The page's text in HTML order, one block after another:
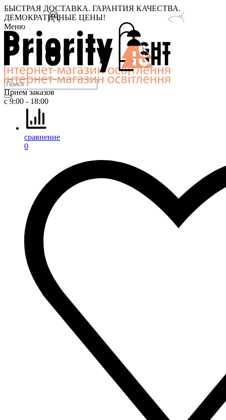
БЫСТРАЯ ДОСТАВКА. ГАРАНТИЯ КАЧЕСТВА.
ДЕМОКРАТИЧНЫЕ ЦЕНЫ!
Меню
Прием заказов
с 9:00 - 18:00
сравнение
0